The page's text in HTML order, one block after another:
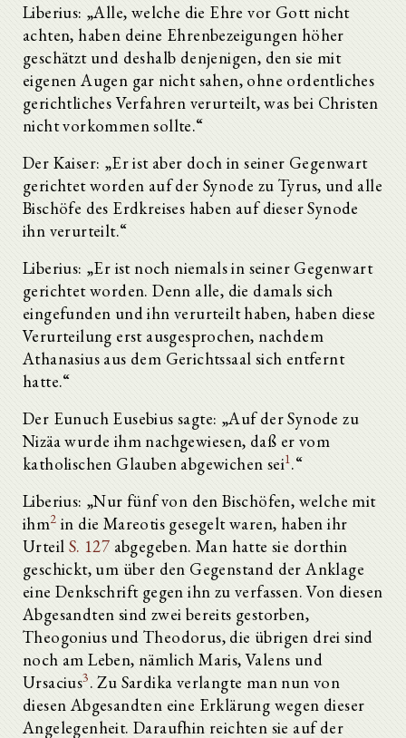
Liberius: „Alle, welche die Ehre vor Gott nicht
achten, haben deine Ehrenbezeigungen höher
geschätzt und deshalb denjenigen, den sie mit
eigenen Augen gar nicht sahen, ohne ordentliches
gerichtliches Verfahren verurteilt, was bei Christen
nicht vorkommen sollte.“
Der Kaiser: „Er ist aber doch in seiner Gegenwart
gerichtet worden auf der Synode zu Tyrus, und alle
Bischöfe des Erdkreises haben auf dieser Synode
ihn verurteilt.“
Liberius: „Er ist noch niemals in seiner Gegenwart
gerichtet worden. Denn alle, die damals sich
eingefunden und ihn verurteilt haben, haben diese
Verurteilung erst ausgesprochen, nachdem
Athanasius aus dem Gerichtssaal sich entfernt
hatte.“
Der Eunuch Eusebius sagte: „Auf der Synode zu
Nizäa wurde ihm nachgewiesen, daß er vom
katholischen Glauben abgewichen sei1.“
Liberius: „Nur fünf von den Bischöfen, welche mit
ihm2 in die Mareotis gesegelt waren, haben ihr
Urteil S. 127 abgegeben. Man hatte sie dorthin
geschickt, um über den Gegenstand der Anklage
eine Denkschrift gegen ihn zu verfassen. Von diesen
Abgesandten sind zwei bereits gestorben,
Theogonius und Theodorus, die übrigen drei sind
noch am Leben, nämlich Maris, Valens und
Ursacius3. Zu Sardika verlangte man nun von
diesen Abgesandten eine Erklärung wegen dieser
Angelegenheit. Daraufhin reichten sie auf der